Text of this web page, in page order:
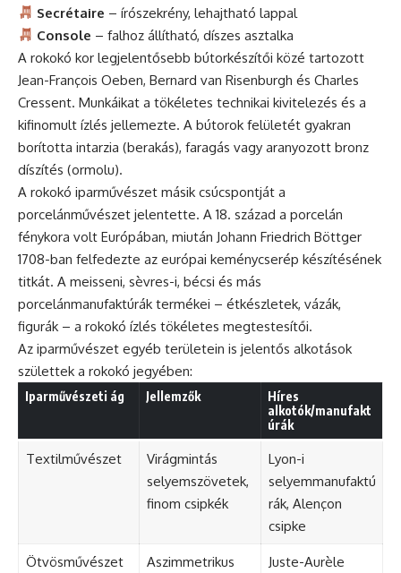
Secrétaire – írószekrény, lehajtható lappal
Console – falhoz állítható, díszes asztalka
A rokokó kor legjelentősebb bútorkészítői közé tartozott
Jean-François Oeben, Bernard van Risenburgh és Charles
Cressent. Munkáikat a tökéletes technikai kivitelezés és a
kifinomult ízlés jellemezte. A bútorok felületét gyakran
borította intarzia (berakás), faragás vagy aranyozott bronz
díszítés (ormolu).
A rokokó iparművészet másik csúcspontját a
porcelánművészet jelentette. A 18. század a porcelán
fénykora volt Európában, miután Johann Friedrich Böttger
1708-ban felfedezte az európai keménycserép készítésének
titkát. A meisseni, sèvres-i, bécsi és más
porcelánmanufaktúrák termékei – étkészletek, vázák,
figurák – a rokokó ízlés tökéletes megtestesítői.
Az iparművészet egyéb területein is jelentős alkotások
születtek a rokokó jegyében:
Iparművészeti ág Jellemzők
Híres
alkotók/manufakt
úrák
Textilművészet
Virágmintás
selyemszövetek,
finom csipkék
Lyon-i
selyemmanufaktú
rák, Alençon
csipke
Ötvösművészet Aszimmetrikus Juste-Aurèle